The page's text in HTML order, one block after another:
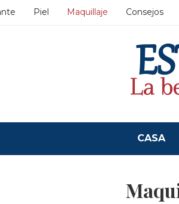
Piel Maquillaje Consejos
CASA